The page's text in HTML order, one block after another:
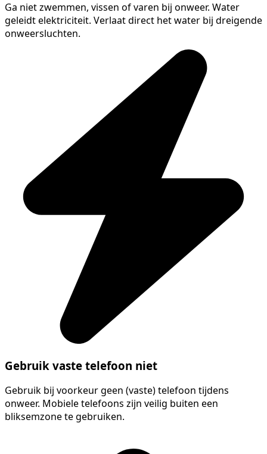
Ga niet zwemmen, vissen of varen bij onweer. Water
geleidt elektriciteit. Verlaat direct het water bij dreigende
onweersluchten.
Gebruik vaste telefoon niet
Gebruik bij voorkeur geen (vaste) telefoon tijdens
onweer. Mobiele telefoons zijn veilig buiten een
bliksemzone te gebruiken.